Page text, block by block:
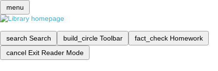
menu
search Search build_circle Toolbar fact_check Homework
cancel Exit Reader Mode